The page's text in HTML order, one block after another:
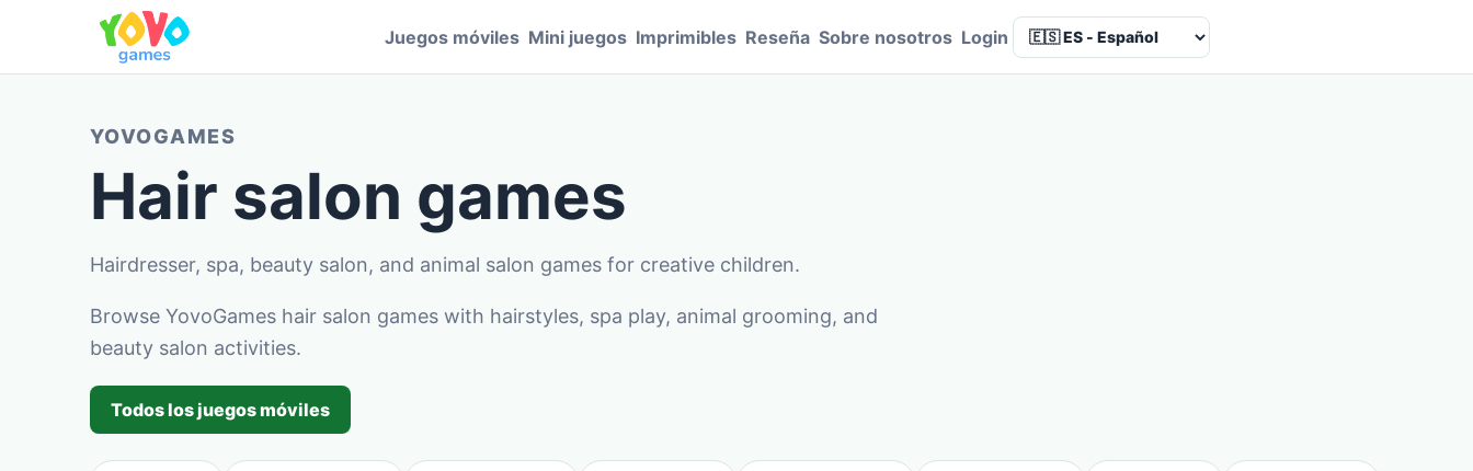
Juegos móviles Mini juegos Imprimibles Reseña Sobre nosotros Login Language
YOVOGAMES
Hair salon games
Hairdresser, spa, beauty salon, and animal salon games for creative children.
Browse YovoGames hair salon games with hairstyles, spa play, animal grooming, and
beauty salon activities.
Todos los juegos móviles